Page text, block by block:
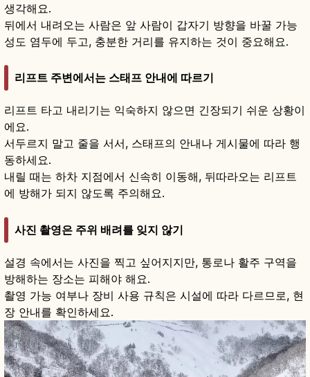
생각해요.
뒤에서 내려오는 사람은 앞 사람이 갑자기 방향을 바꿀 가능
성도 염두에 두고, 충분한 거리를 유지하는 것이 중요해요.
리프트 주변에서는 스태프 안내에 따르기
리프트 타고 내리기는 익숙하지 않으면 긴장되기 쉬운 상황이
에요.
서두르지 말고 줄을 서서, 스태프의 안내나 게시물에 따라 행
동하세요.
내릴 때는 하차 지점에서 신속히 이동해, 뒤따라오는 리프트
에 방해가 되지 않도록 주의해요.
사진 촬영은 주위 배려를 잊지 않기
설경 속에서는 사진을 찍고 싶어지지만, 통로나 활주 구역을
방해하는 장소는 피해야 해요.
촬영 가능 여부나 장비 사용 규칙은 시설에 따라 다르므로, 현
장 안내를 확인하세요.